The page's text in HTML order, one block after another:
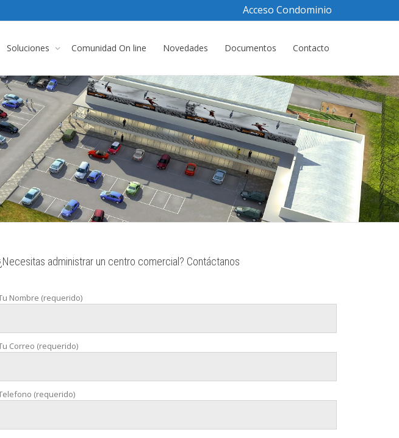
Acceso Condominio
Soluciones Comunidad On line Novedades Documentos Contacto
administrar un centro comercial? Contáctanos
Nombre (requerido)
Correo (requerido)
(requerido)